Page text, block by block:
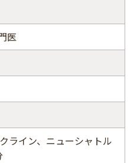
医
ライン、ニューシャトル